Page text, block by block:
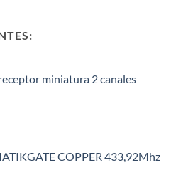
miniatura 2 canales
COPPER 433,92Mhz